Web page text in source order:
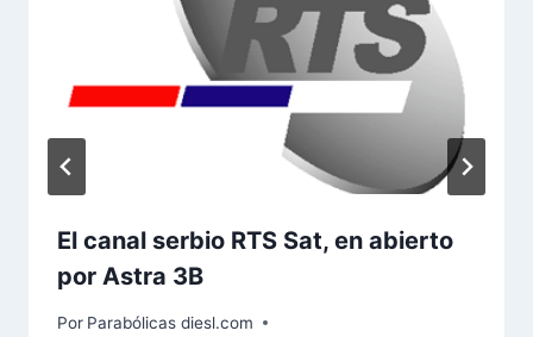
El canal serbio RTS Sat, en abierto
por Astra 3B
Por Parabólicas diesl.com